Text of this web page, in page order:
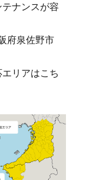
ナンスが容
府泉佐野市
リアはこち